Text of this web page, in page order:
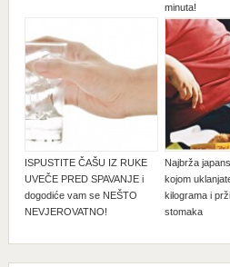
minuta!
ISPUSTITE ČAŠU IZ RUKE
UVEČE PRED SPAVANJE i
dogodiće vam se NEŠTO
NEVJEROVATNO!
Najbrža
kojom
kilograma i
stomaka